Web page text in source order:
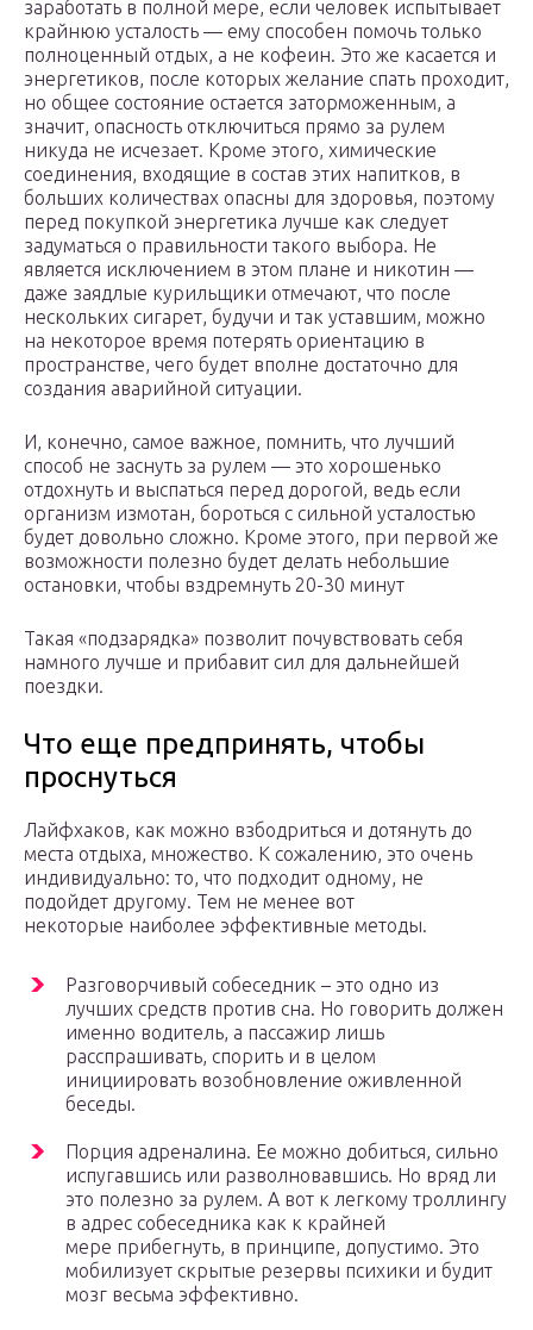
заработать в полной мере, если человек испытывает
крайнюю усталость — ему способен помочь только
полноценный отдых, а не кофеин. Это же касается и
энергетиков, после которых желание спать проходит,
но общее состояние остается заторможенным, а
значит, опасность отключиться прямо за рулем
никуда не исчезает. Кроме этого, химические
соединения, входящие в состав этих напитков, в
больших количествах опасны для здоровья, поэтому
перед покупкой энергетика лучше как следует
задуматься о правильности такого выбора. Не
является исключением в этом плане и никотин —
даже заядлые курильщики отмечают, что после
нескольких сигарет, будучи и так уставшим, можно
на некоторое время потерять ориентацию в
пространстве, чего будет вполне достаточно для
создания аварийной ситуации.
И, конечно, самое важное, помнить, что лучший
способ не заснуть за рулем — это хорошенько
отдохнуть и выспаться перед дорогой, ведь если
организм измотан, бороться с сильной усталостью
будет довольно сложно. Кроме этого, при первой же
возможности полезно будет делать небольшие
остановки, чтобы вздремнуть 20-30 минут
Такая «подзарядка» позволит почувствовать себя
намного лучше и прибавит сил для дальнейшей
поездки.
Что еще предпринять, чтобы
проснуться
Лайфхаков, как можно взбодриться и дотянуть до
места отдыха, множество. К сожалению, это очень
индивидуально: то, что подходит одному, не
подойдет другому. Тем не менее вот
некоторые наиболее эффективные методы.
Разговорчивый собеседник – это одно из
лучших средств против сна. Но говорить должен
именно водитель, а пассажир лишь
расспрашивать, спорить и в целом
инициировать возобновление оживленной
беседы.
Порция адреналина. Ее можно добиться, сильно
испугавшись или разволновавшись. Но вряд ли
это полезно за рулем. А вот к легкому троллингу
в адрес собеседника как к крайней
мере прибегнуть, в принципе, допустимо. Это
мобилизует скрытые резервы психики и будит
мозг весьма эффективно.